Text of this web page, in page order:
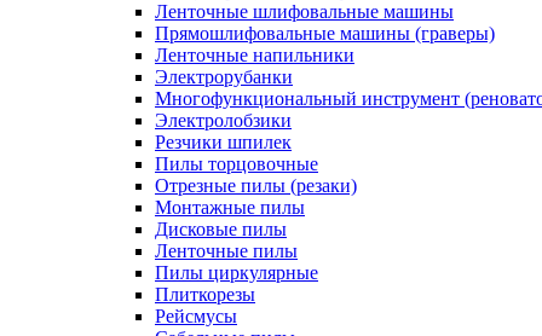
Ленточные шлифовальные машины
Прямошлифовальные машины (граверы)
Ленточные напильники
Электрорубанки
Многофункциональный инструмент
Электролобзики
Резчики шпилек
Пилы торцовочные
Отрезные пилы (резаки)
Монтажные пилы
Дисковые пилы
Ленточные пилы
Пилы циркулярные
Плиткорезы
Рейсмусы